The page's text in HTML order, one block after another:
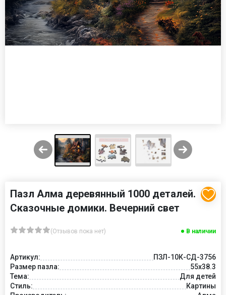
Пазл Алма деревянный 1000 деталей.
Сказочные домики. Вечерний свет
(Отзывов пока нет) В наличии
Артикул:
ПЗЛ-10К-СД-3756
Размер пазла:
55х38.3
Тема:
Для детей
Стиль:
Картины